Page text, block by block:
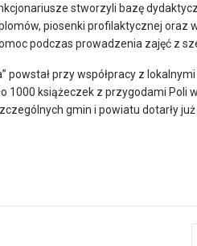
stworzyli bazę
piosenki profilaktycznej
podczas prowadzenia zajęć z
powstał przy współpracy z
1000 książeczek z przygodami Poli
gmin i powiatu dotarły